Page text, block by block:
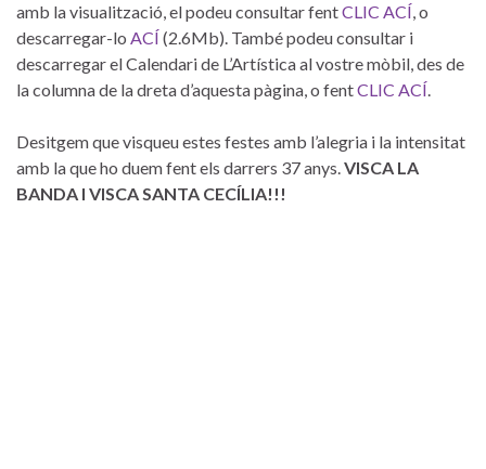
amb la visualització, el podeu consultar fentCLIC ACÍ, o
descarregar-lo ACÍ(2.6Mb). També podeu consultar i
descarregar el Calendari de L’Artística al vostre mòbil, des de
la columna de la dreta d’aquesta pàgina, o fentCLIC ACÍ.
Desitgem que visqueu estes festes amb l’alegria i la intensitat
amb la que ho duem fent els darrers 37 anys.VISCA LA
BANDA I VISCA SANTA CECÍLIA!!!